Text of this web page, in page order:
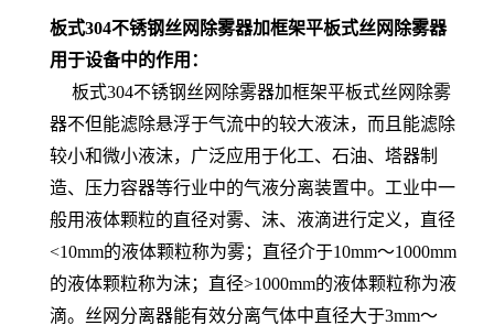
板式304不锈钢丝网除雾器加框架平板式丝网除雾器
用于设备中的作用：
板式304不锈钢丝网除雾器加框架平板式丝网除雾
器不但能滤除悬浮于气流中的较大液沫，而且能滤除
较小和微小液沫，广泛应用于化工、石油、塔器制
造、压力容器等行业中的气液分离装置中。工业中一
般用液体颗粒的直径对雾、沫、液滴进行定义，直径
<10mm的液体颗粒称为雾；直径介于10mm～1000mm
的液体颗粒称为沫；直径>1000mm的液体颗粒称为液
滴。丝网分离器能有效分离气体中直径大于3mm～